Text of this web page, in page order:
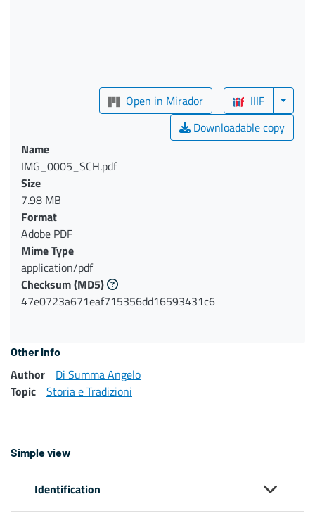
Open in Mirador
IIIF
Downloadable copy
Name
IMG_0005_SCH.pdf
Size
7.98 MB
Format
Adobe PDF
Mime Type
application/pdf
Checksum(MD5)
47e0723a671eaf715356dd16593431c6
Other Info
Author
Di Summa Angelo
Topic
Storia e Tradizioni
Simple view
Identification